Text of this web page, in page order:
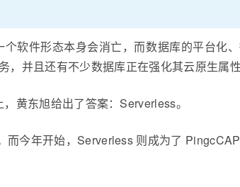
软件形态本身会消亡，而数据库的平台化
并且还有不少数据库正在强化其云原生属性
黄东旭给出了答案：Serverless。
今年开始，Serverless 则成为了 PingcCAP